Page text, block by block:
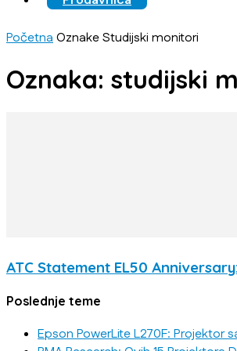
PočetnaOznakeStudijski monitori
Oznaka: studijski
ATC Statement EL50
Poslednje teme
Epson PowerLite L270F: Projektor